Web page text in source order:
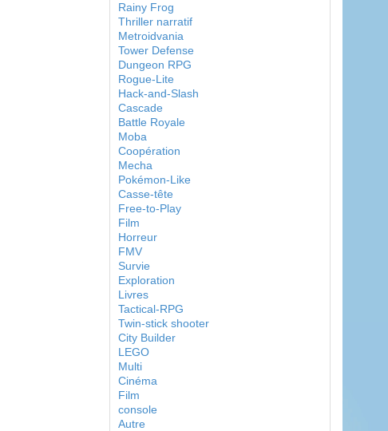
Rainy Frog
Thriller narratif
Metroidvania
Tower Defense
Dungeon RPG
Rogue-Lite
Hack-and-Slash
Cascade
Battle Royale
Moba
Coopération
Mecha
Pokémon-Like
Casse-tête
Free-to-Play
Film
Horreur
FMV
Survie
Exploration
Livres
Tactical-RPG
Twin-stick shooter
City Builder
LEGO
Multi
Cinéma
Film
console
Autre